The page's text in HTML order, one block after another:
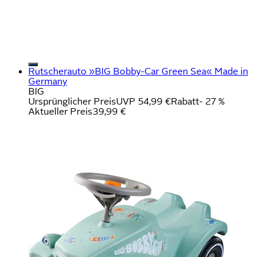
Rutscherauto »BIG Bobby-Car Green Sea« Made in
Germany
BIG
Ursprünglicher PreisUVP 54,99 €Rabatt- 27 %
Aktueller Preis39,99 €